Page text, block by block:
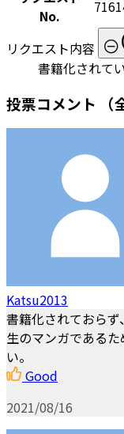
No.
リクエスト内容
書籍化されて
投票コメント （
Katsu2013
書籍化されておら
生のマンガである
い。
Good
2021/08/16